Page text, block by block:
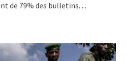
de 79% des bulletins. ...